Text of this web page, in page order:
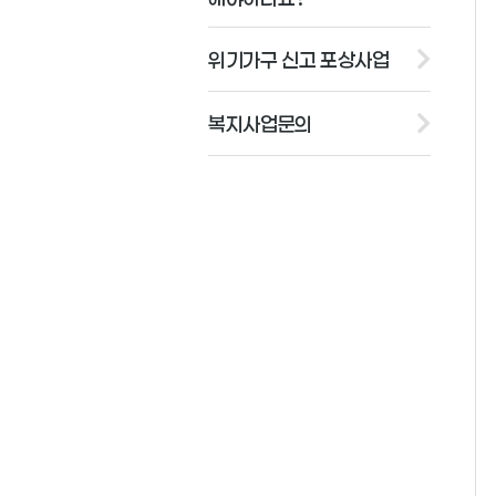
위기가구 신고 포상사업
복지사업문의